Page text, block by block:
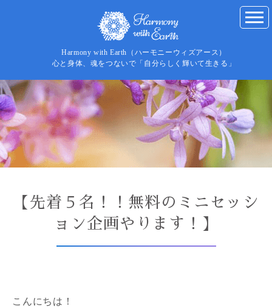
Harmony with Earth（ハーモニーウィズアース）
心と身体、魂をつないで「自分らしく輝いて生きる」
【先着５名！！無料のミニセッシ
ョン企画やります！】
こんにちは！